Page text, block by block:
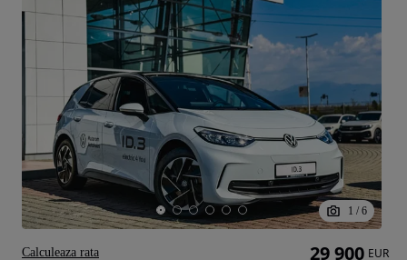
1 / 6
29 900 EUR
Calculeaza rata